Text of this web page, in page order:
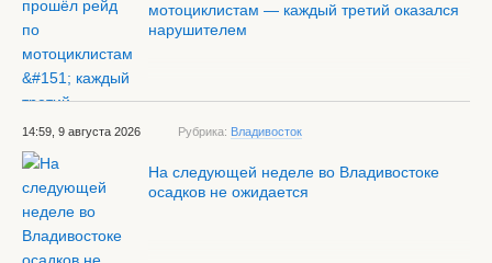
мотоциклистам — каждый третий оказался
нарушителем
14:59, 9 августа 2026 Рубрика: Владивосток
На следующей неделе во Владивостоке
осадков не ожидается